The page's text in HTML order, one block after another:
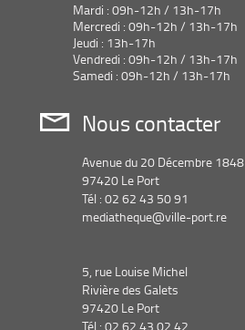
Mardi : 09h-12h / 13h-17h
Mercredi : 09h-12h / 13h-17h
Jeudi : 13h-17h
Vendredi : 09h-12h / 13h-17h
Samedi : 09h-12h / 13h-17h
Nous contacter
Avenue du 20 Décembre 1848
97420 Le Port
Tél : 02 62 43 50 91
mediatheque@ville-port.re
5, rue Louise Michel
Rivière des Galets
97420 Le Port
Tél : 02 62 43 02 42